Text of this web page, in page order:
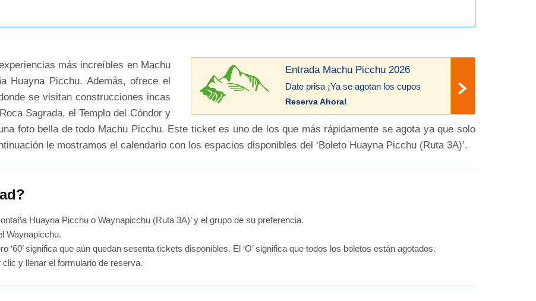
Entrada Machu Picchu 2026
Date prisa ¡Ya se agotan los cupos
Reserva Ahora!
más increíbles en Machu
Huayna Picchu. Además, ofrece el
se visitan construcciones incas
Sagrada, el Templo del Cóndor y
foto bella de todo Machu Picchu. Este ticket es uno de los que más rápidamente se agota ya que solo
le mostramos el calendario con los espacios disponibles del ‘Boleto Huayna Picchu (Ruta 3A)’.
Huayna Picchu o Waynapicchu (Ruta 3A)’ y el grupo de su preferencia.
Waynapicchu.
significa que aún quedan sesenta tickets disponibles. El ‘O’ significa que todos los boletos están agotados.
y llenar el formulario de reserva.